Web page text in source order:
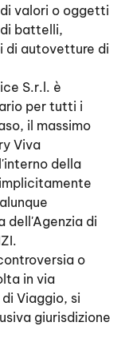
valori o oggetti
battelli,
di autovetture di
S.r.l. è
per tutti i
il massimo
Viva
della
dell'Agenzia di
o
in via
Viaggio, si
giurisdizione